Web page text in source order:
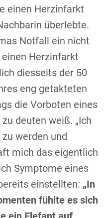
einen Herzinfarkt
überlebte.
Notfall ein nicht
Herzinfarkt
diesseits der 50
eng getakteten
die Vorboten eines
deuten weiß. „Ich
werden und
mich das eigentlich
Symptome eines
einstellten: „In
fühlte es sich